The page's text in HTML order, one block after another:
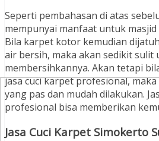
Seperti pembahasan di atas
mempunyai manfaat untuk
Bila karpet kotor kemudian
air bersih, maka akan sedikit sulit
membersihkannya. Akan tetapi
jasa cuci karpet profesional,
yang pas dan mudah dilakukan.
profesional bisa memberikan
Jasa Cuci Karpet Simokerto